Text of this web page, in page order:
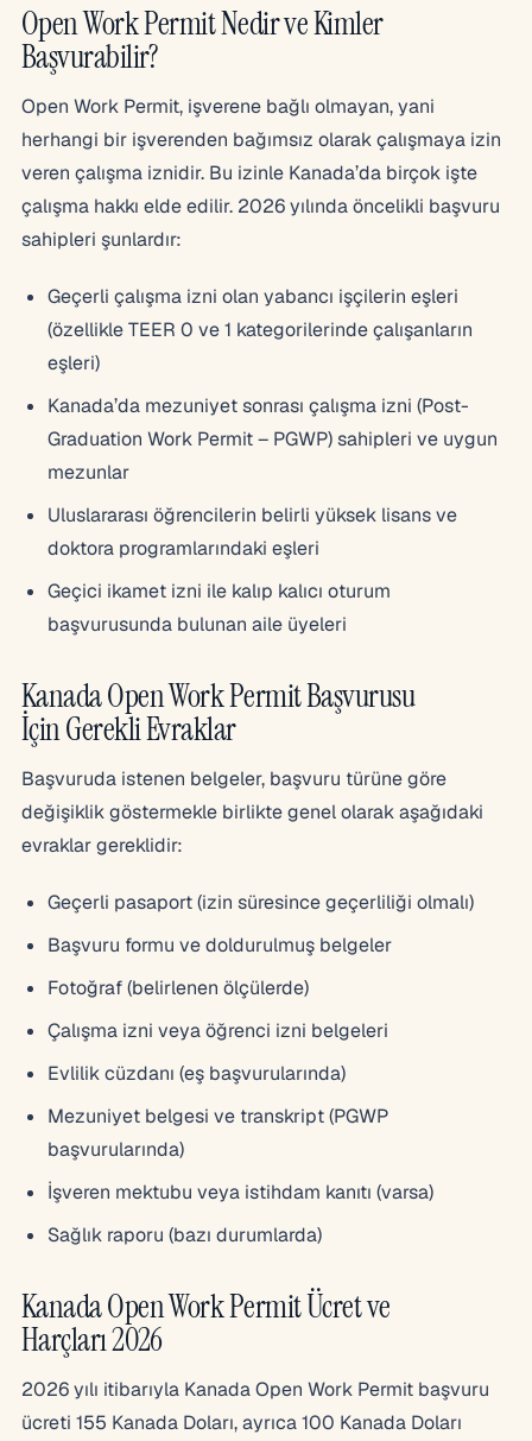
Open Work Permit Nedir ve Kimler
Başvurabilir?
Open Work Permit, işverene bağlı olmayan, yani
herhangi bir işverenden bağımsız olarak çalışmaya izin
veren çalışma iznidir. Bu izinle Kanada’da birçok işte
çalışma hakkı elde edilir. 2026 yılında öncelikli başvuru
sahipleri şunlardır:
Geçerli çalışma izni olan yabancı işçilerin eşleri
(özellikle TEER 0 ve 1 kategorilerinde çalışanların
eşleri)
Kanada’da mezuniyet sonrası çalışma izni (Post-
Graduation Work Permit – PGWP) sahipleri ve uygun
mezunlar
Uluslararası öğrencilerin belirli yüksek lisans ve
doktora programlarındaki eşleri
Geçici ikamet izni ile kalıp kalıcı oturum
başvurusunda bulunan aile üyeleri
Kanada Open Work Permit Başvurusu
İçin Gerekli Evraklar
Başvuruda istenen belgeler, başvuru türüne göre
değişiklik göstermekle birlikte genel olarak aşağıdaki
evraklar gereklidir:
Geçerli pasaport (izin süresince geçerliliği olmalı)
Başvuru formu ve doldurulmuş belgeler
Fotoğraf (belirlenen ölçülerde)
Çalışma izni veya öğrenci izni belgeleri
Evlilik cüzdanı (eş başvurularında)
Mezuniyet belgesi ve transkript (PGWP
başvurularında)
İşveren mektubu veya istihdam kanıtı (varsa)
Sağlık raporu (bazı durumlarda)
Kanada Open Work Permit Ücret ve
Harçları 2026
2026 yılı itibarıyla Kanada Open Work Permit başvuru
ücreti 155 Kanada Doları, ayrıca 100 Kanada Doları